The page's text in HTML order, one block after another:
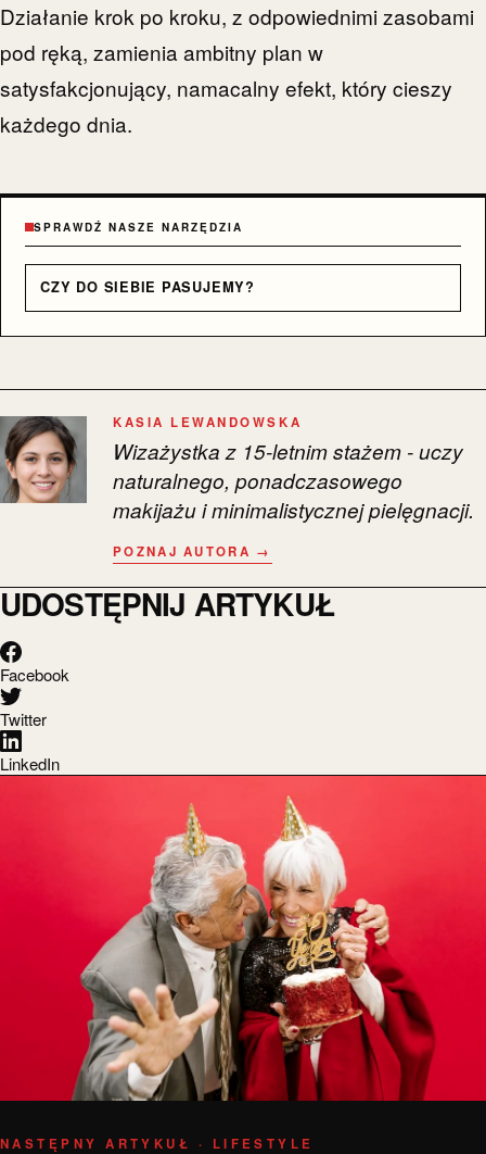
Działanie krok po kroku, z odpowiednimi zasobami
pod ręką, zamienia ambitny plan w
satysfakcjonujący, namacalny efekt, który cieszy
każdego dnia.
SPRAWDŹ NASZE NARZĘDZIA
CZY DO SIEBIE PASUJEMY?
KASIA LEWANDOWSKA
Wizażystka z 15-letnim stażem - uczy
naturalnego, ponadczasowego
makijażu i minimalistycznej pielęgnacji.
POZNAJ AUTORA →
UDOSTĘPNIJ ARTYKUŁ
Facebook
Twitter
LinkedIn
NASTĘPNY ARTYKUŁ · LIFESTYLE